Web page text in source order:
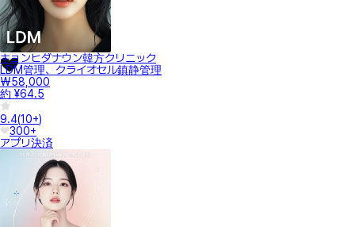
キョンヒダナウン韓方クリニック
LDM管理、クライオセル鎮静管理
₩58,000
約 ¥64.5
9.4(10+)
300+
アプリ決済